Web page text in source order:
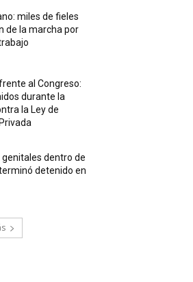
miles de fieles
de la marcha por
al Congreso:
durante la
la Ley de
genitales dentro de
detenido en